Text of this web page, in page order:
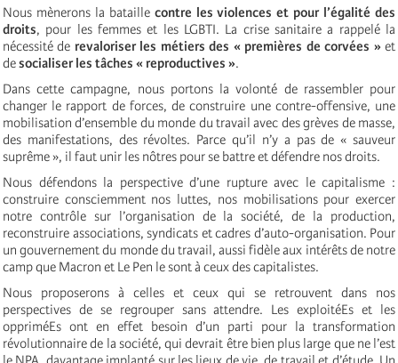
Nous mènerons la bataille contre les violences et pour l’égalité des
droits, pour les femmes et les LGBTI. La crise sanitaire a rappelé la
nécessité de revaloriser les métiers des « premières de corvées »et
desocialiser les tâches « reproductives ».
Dans cette campagne, nous portons la volonté de rassembler pour
changer le rapport de forces, de construire une contre-offensive, une
mobilisation d’ensemble du monde du travail avec des grèves de masse,
des manifestations, des révoltes. Parce qu’il n’y a pas de « sauveur
suprême », il faut unir les nôtres pour se battre et défendre nos droits.
Nous défendons la perspective d’une rupture avec le capitalisme :
construire consciemment nos luttes, nos mobilisations pour exercer
notre contrôle sur l’organisation de la société, de la production,
reconstruire associations, syndicats et cadres d’auto-organisation. Pour
un gouvernement du monde du travail, aussi fidèle aux intérêts de notre
camp que Macron et Le Pen le sont à ceux des capitalistes.
Nous proposerons à celles et ceux qui se retrouvent dans nos
perspectives de se regrouper sans attendre. Les exploitéEs et les
oppriméEs ont en effet besoin d’un parti pour la transformation
révolutionnaire de la société, qui devrait être bien plus large que ne l’est